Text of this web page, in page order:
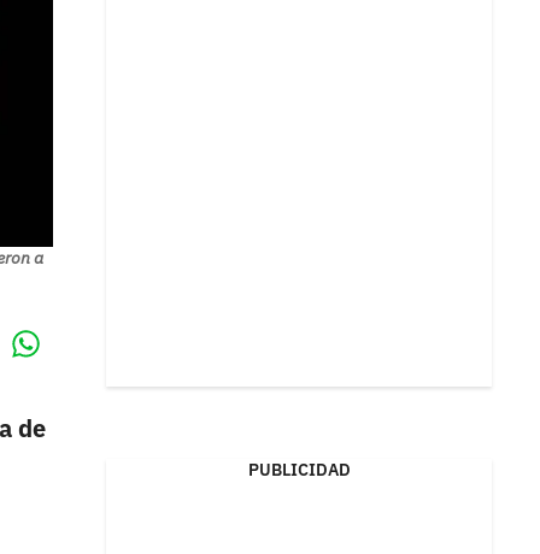
a
de
PUBLICIDAD